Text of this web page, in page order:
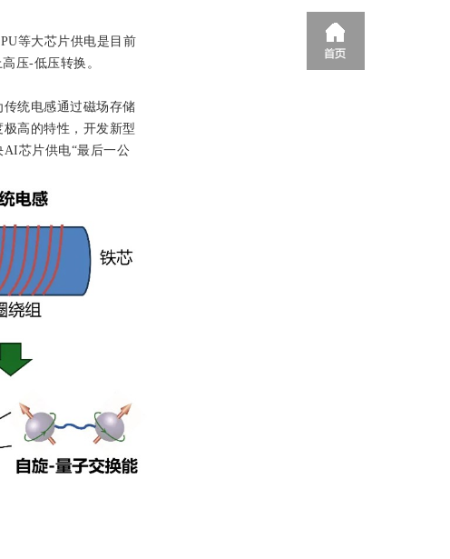
等大芯片供电是目前
压-低压转换。
统电感通过磁场存储
极高的特性，开发新型
芯片供电“最后一公